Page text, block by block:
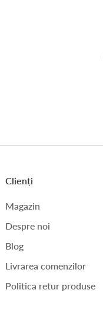
Clienți
Magazin
Despre noi
Blog
Livrarea comenzilor
Politica retur produse